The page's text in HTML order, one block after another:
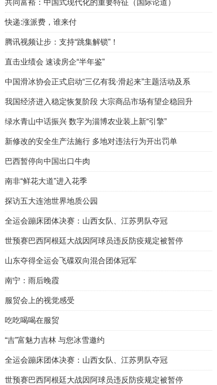
共同富裕：中国式现代化的重要特征（国际论道）
快递:涨派费，谁来付
腾讯视频让步：支持“跳集解锁”！
直击业绩会 速读房企“半年鉴”
中国滑冰协会正式启动“三亿有我·滑起来”主题活动及系
我国经济进入稳定恢复阶段 大宗商品市场有望企稳回升
绿水青山中话振兴 数字为淄博农业装上新“引擎”
新修改的安全生产法施行 多地对违法行为开出罚单
巴西暂停向中国出口牛肉
南非“鲜花大道”进入花季
探访五大连池世界地质公园
全运会蹦床团体决赛：山西女队、江苏男队夺冠
世预赛巴西阿根廷大战因阿球员违反防疫规定被暂停
山东夺得全运会飞碟双向混合团体冠军
南宁：雨后晚霞
服贸会上的视觉感受
吃吃喝喝在服贸
“吉”富魅力吉林 与您冰雪邀约
全运会蹦床团体决赛：山西女队、江苏男队夺冠
世预赛巴西阿根廷大战因阿球员违反防疫规定被暂停